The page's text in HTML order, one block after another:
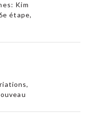
Kim
étape,